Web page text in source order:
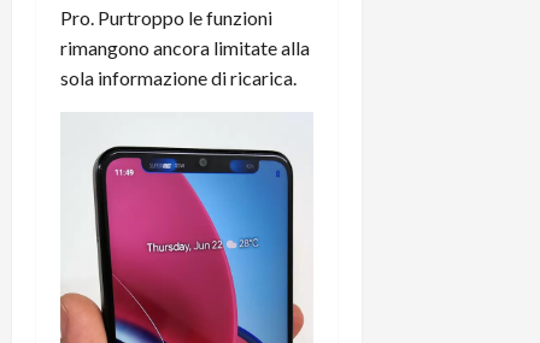
Pro. Purtroppo le funzioni
rimangono ancora limitate alla
sola informazione di ricarica.